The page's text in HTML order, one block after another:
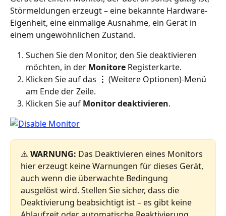
Störmeldungen erzeugt – eine bekannte Hardware-
Eigenheit, eine einmalige Ausnahme, ein Gerät in
einem ungewöhnlichen Zustand.
Suchen Sie den Monitor, den Sie deaktivieren
möchten, in der Monitore Registerkarte.
Klicken Sie auf das ⋮ (Weitere Optionen)-Menü
am Ende der Zeile.
Klicken Sie auf Monitor deaktivieren.
⚠️ WARNUNG: Das Deaktivieren eines Monitors
hier erzeugt keine Warnungen für dieses Gerät,
auch wenn die überwachte Bedingung
ausgelöst wird. Stellen Sie sicher, dass die
Deaktivierung beabsichtigt ist – es gibt keine